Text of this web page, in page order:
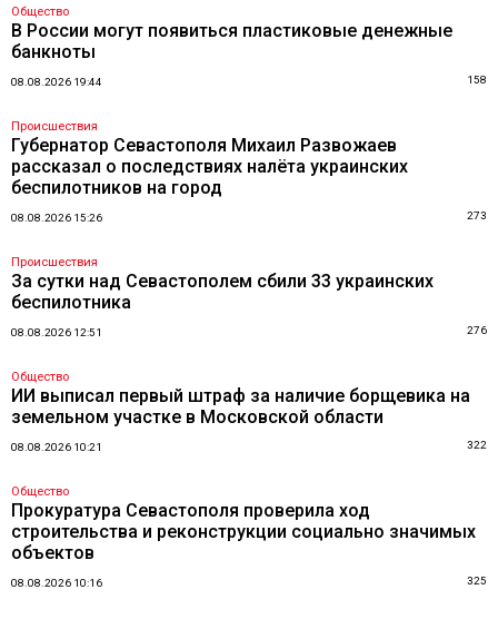
Общество
В России могут появиться пластиковые денежные
банкноты
08.08.2026 19:44 158
Происшествия
Губернатор Севастополя Михаил Развожаев
рассказал о последствиях налёта украинских
беспилотников на город
08.08.2026 15:26 273
Происшествия
За сутки над Севастополем сбили 33 украинских
беспилотника
08.08.2026 12:51 276
Общество
ИИ выписал первый штраф за наличие борщевика на
земельном участке в Московской области
08.08.2026 10:21 322
Общество
Прокуратура Севастополя проверила ход
строительства и реконструкции социально значимых
объектов
08.08.2026 10:16 325